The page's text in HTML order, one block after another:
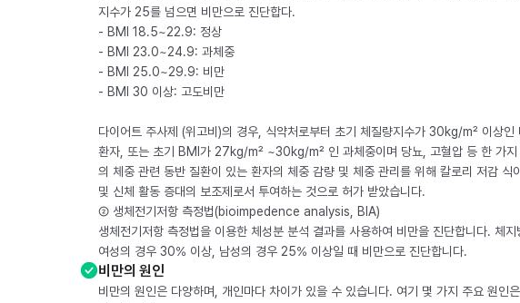
지수가 25를 넘으면 비만으로 진단합다.
- BMI 18.5~22.9: 정상
- BMI 23.0~24.9: 과체중
- BMI 25.0~29.9: 비만
- BMI 30 이상: 고도비만
다이어트 주사제 (위고비)의 경우, 식약처로부터 초기 체질량지수가 30kg/m² 이상인
환자, 또는 초기 BMI가 27kg/m² ~30kg/m² 인 과체중이며 당뇨, 고혈압 등 한 가지
의 체중 관련 동반 질환이 있는 환자의 체중 감량 및 체중 관리를 위해 칼로리 저감 식
및 신체 활동 증대의 보조제로서 투여하는 것으로 허가 받았습니다.
② 생체전기저항 측정법(bioimpedence analysis, BIA)
생체전기저항 측정법을 이용한 체성분 분석 결과를 사용하여 비만을 진단합니다. 체지
여성의 경우 30% 이상, 남성의 경우 25% 이상일 때 비만으로 진단합니다.
비만의 원인
비만의 원인은 다양하며, 개인마다 차이가 있을 수 있습니다. 여기 몇 가지 주요 원인